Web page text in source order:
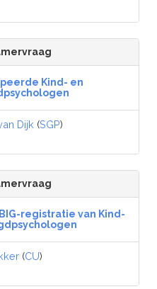
Kind- en
Dijk (SGP)
registratie van Kind-
(CU)